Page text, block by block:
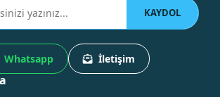
KAYDOL
Whatsapp İletişim